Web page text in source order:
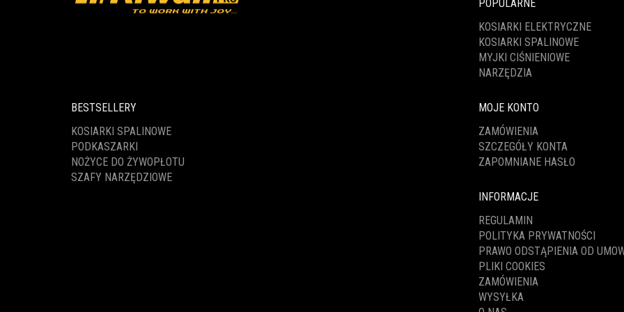
POPULARNE
KOSIARKI ELEKTRYCZNE
KOSIARKI SPALINOWE
MYJKI CIŚNIENIOWE
NARZĘDZIA
BESTSELLERY
KOSIARKI SPALINOWE
PODKASZARKI
NOŻYCE DO ŻYWOPŁOTU
SZAFY NARZĘDZIOWE
MOJE KONTO
ZAMÓWIENIA
SZCZEGÓŁY KONTA
ZAPOMNIANE HASŁO
INFORMACJE
REGULAMIN
POLITYKA PRYWATNOŚCI
PRAWO ODSTĄPIENIA OD
PLIKI COOKIES
ZAMÓWIENIA
WYSYŁKA